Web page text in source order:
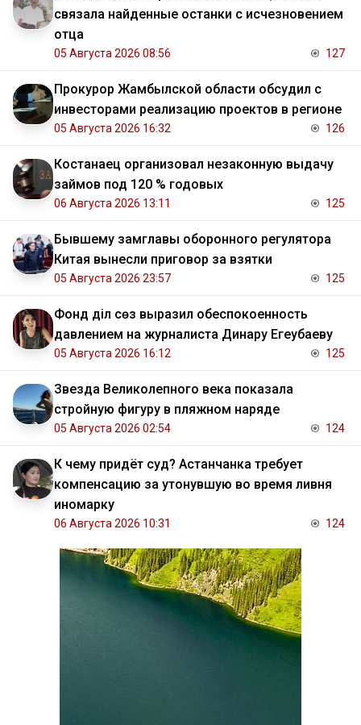
связала найденные останки с исчезновением
отца
05 Августа 2026 08:56 127
Прокурор Жамбылской области обсудил с
инвесторами реализацию проектов в регионе
05 Августа 2026 16:32 126
Костанаец организовал незаконную выдачу
займов под 120 % годовых
06 Августа 2026 13:11 125
Бывшему замглавы оборонного регулятора
Китая вынесли приговор за взятки
05 Августа 2026 23:57 125
Фонд Әділ сөз выразил обеспокоенность
давлением на журналиста Динару Егеубаеву
05 Августа 2026 16:12 125
Звезда Великолепного века показала
стройную фигуру в пляжном наряде
05 Августа 2026 02:54 124
К чему придёт суд? Астанчанка требует
компенсацию за утонувшую во время ливня
иномарку
06 Августа 2026 10:31 124